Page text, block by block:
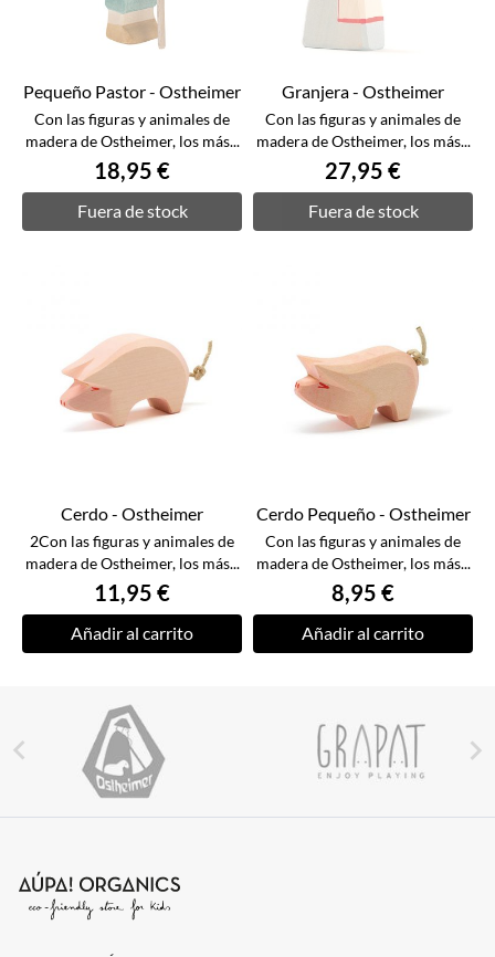
Pequeño Pastor - Ostheimer
Con las figuras y animales de
madera de Ostheimer, los más...
18,95 €
Fuera de stock
Granjera - Ostheimer
Con las figuras y animales de
madera de Ostheimer, los más...
27,95 €
Fuera de stock
Cerdo - Ostheimer
2Con las figuras y animales de
madera de Ostheimer, los más...
11,95 €
Añadir al carrito
Cerdo Pequeño - Ostheimer
Con las figuras y animales de
madera de Ostheimer, los más...
8,95 €
Añadir al carrito
 